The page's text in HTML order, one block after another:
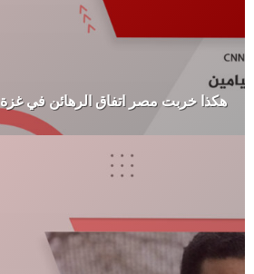
هكذا خربت مصر اتفاق الرهائن في غزة